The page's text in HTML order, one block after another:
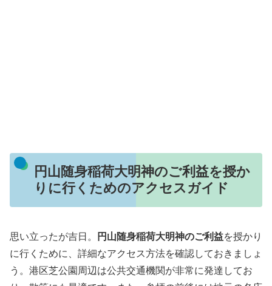
円山随身稲荷大明神のご利益を授か
りに行くためのアクセスガイド
思い立ったが吉日。 円山随身稲荷大明神のご利益を授かり
に行くために、詳細なアクセス方法を確認しておきましょ
う。港区芝公園周辺は公共交通機関が非常に発達してお